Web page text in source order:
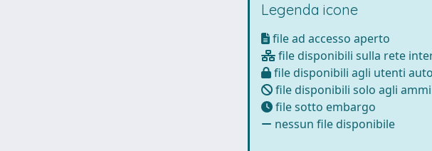
Legenda icone
file ad accesso aperto
file disponibili sulla rete
file disponibili agli utenti
file disponibili solo agli
file sotto embargo
nessun file disponibile